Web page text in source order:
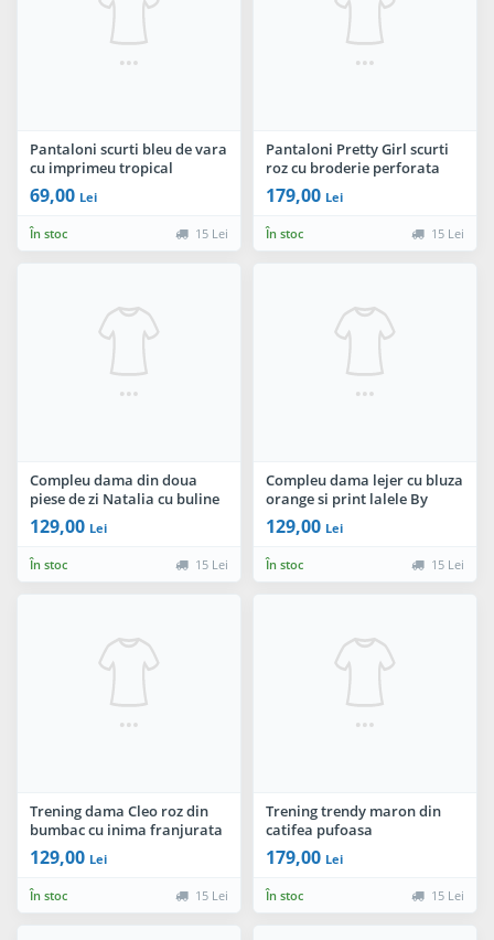
Pantaloni scurti bleu de vara
cu imprimeu tropical
69,00 Lei
În stoc 15 Lei
Pantaloni Pretty Girl scurti
roz cu broderie perforata
179,00 Lei
În stoc 15 Lei
Compleu dama din doua
piese de zi Natalia cu buline
By InPuff
129,00 Lei
În stoc 15 Lei
Compleu dama lejer cu bluza
orange si print lalele By
InPuff
129,00 Lei
În stoc 15 Lei
Trening dama Cleo roz din
bumbac cu inima franjurata
By InPuff
129,00 Lei
În stoc 15 Lei
Trening trendy maron din
catifea pufoasa
179,00 Lei
În stoc 15 Lei